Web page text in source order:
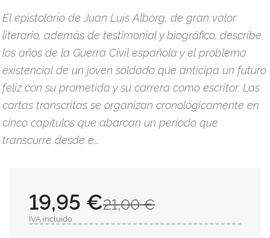
El epistolario de Juan Luis Alborg, de gran valor
literario, además de testimonial y biográfico, describe
los años de la Guerra Civil española y el problema
existencial de un joven soldado que anticipa un futuro
feliz con su prometida y su carrera como escritor. Las
cartas transcritas se organizan cronológicamente en
cinco capítulos que abarcan un periodo que
transcurre desde e...
21,00 €
19,95 €
IVA incluido